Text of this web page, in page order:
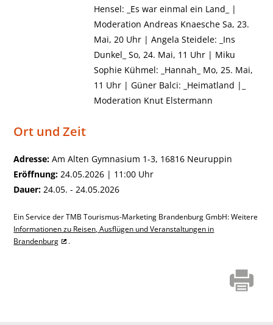
Hensel: _Es war einmal ein Land_ |
Moderation Andreas Knaesche Sa, 23.
Mai, 20 Uhr | Angela Steidele: _Ins
Dunkel_ So, 24. Mai, 11 Uhr | Miku
Sophie Kühmel: _Hannah_ Mo, 25. Mai,
11 Uhr | Güner Balci: _Heimatland |_
Moderation Knut Elstermann
Ort und Zeit
Adresse: Am Alten Gymnasium 1-3, 16816 Neuruppin
Eröffnung: 24.05.2026 | 11:00 Uhr
Dauer: 24.05. - 24.05.2026
Ein Service der TMB Tourismus-Marketing Brandenburg GmbH: Weitere
Informationen zu Reisen, Ausflügen und Veranstaltungen in
Brandenburg
.